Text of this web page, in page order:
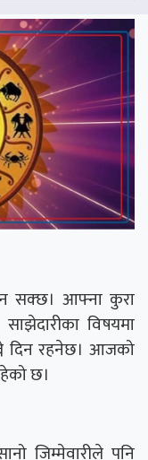
सक्छ। आफ्ना कुरा
विषयमा
दिन रहनेछ। आजको
छ।
जिम्मेवारीले पनि